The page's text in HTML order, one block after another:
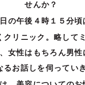
せんか？
の午後４時１５分頃
クリニック。略して
女性はもちろん男性
るお話しを伺ってい